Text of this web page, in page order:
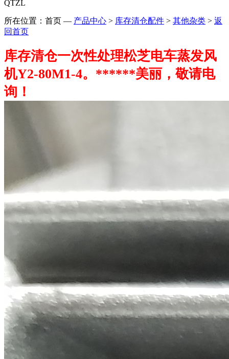
QTZL
所在位置：首页 — 产品中心 > 库存清仓配件 > 其他杂类 > 返
回首页
库存清仓一次性处理松芝电车蒸发风
机Y2-80M1-4。******美丽，敬请电
询！